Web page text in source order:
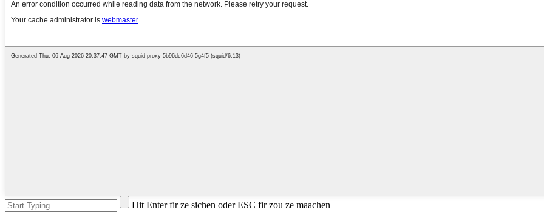
Hit Enter fir ze sichen oder ESC fir zou ze maachen